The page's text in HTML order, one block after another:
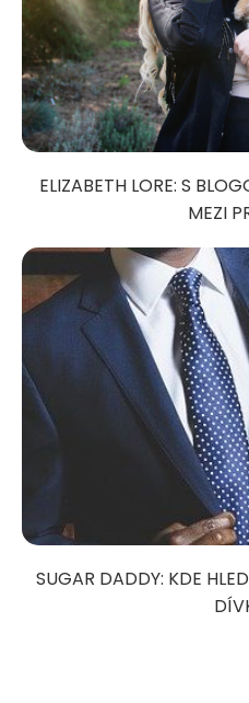
ELIZABETH LORE: S
MEZI
SUGAR DADDY: KDE